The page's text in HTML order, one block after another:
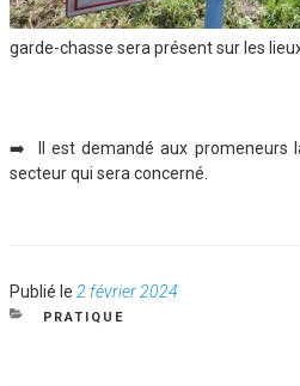
garde-chasse sera présent sur les
➡️ Il est demandé aux promeneurs
secteur qui sera concerné.
Publié le Publié
le
2 février 2024
CATÉGORIES
PRATIQUE